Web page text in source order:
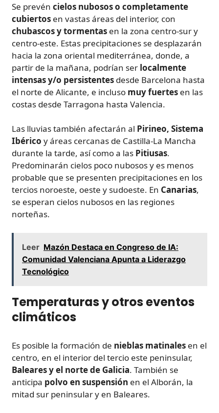
Se prevén cielos nubosos o completamente
cubiertos en vastas áreas del interior, con
chubascos y tormentas en la zona centro-sur y
centro-este. Estas precipitaciones se desplazarán
hacia la zona oriental mediterránea, donde, a
partir de la mañana, podrían ser localmente
intensas y/o persistentes desde Barcelona hasta
el norte de Alicante, e incluso muy fuertes en las
costas desde Tarragona hasta Valencia.
Las lluvias también afectarán al Pirineo, Sistema
Ibérico y áreas cercanas de Castilla-La Mancha
durante la tarde, así como a las Pitiusas.
Predominarán cielos poco nubosos y es menos
probable que se presenten precipitaciones en los
tercios noroeste, oeste y sudoeste. En Canarias,
se esperan cielos nubosos en las regiones
norteñas.
Leer Mazón Destaca en Congreso de IA:
Comunidad Valenciana Apunta a Liderazgo
Tecnológico
Temperaturas y otros eventos
climáticos
Es posible la formación de nieblas matinales en el
centro, en el interior del tercio este peninsular,
Baleares y el norte de Galicia. También se
anticipa polvo en suspensión en el Alborán, la
mitad sur peninsular y en Baleares.